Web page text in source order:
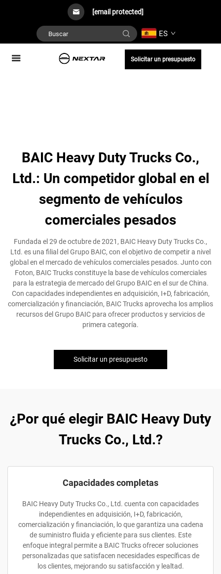
[email protected]
ES
Solicitar un presupuesto
BAIC Heavy Duty Trucks Co.,
Ltd.: Un competidor global en el
segmento de vehículos
comerciales pesados
Fundada el 29 de octubre de 2021, BAIC Heavy Duty Trucks Co.,
Ltd. es una filial del Grupo BAIC, con el objetivo de competir a nivel
global en el mercado de vehículos comerciales pesados. Junto con
Foton, BAIC Trucks constituye la base de vehículos comerciales
para la estrategia de mercado del Grupo BAIC en el sur de China.
Con capacidades independientes en adquisición, I+D, fabricación,
comercialización y financiación, BAIC Trucks aprovecha los amplios
recursos del Grupo BAIC para ofrecer productos y servicios de
primera categoría.
Solicitar un presupuesto
¿Por qué elegir BAIC Heavy Duty
Trucks Co., Ltd.?
Capacidades completas
BAIC Heavy Duty Trucks Co., Ltd. cuenta con capacidades
independientes en adquisición, I+D, fabricación,
comercialización y financiación, lo que garantiza una cadena
de suministro fluida y eficiente para sus clientes. Este
enfoque integral permite a BAIC Trucks ofrecer soluciones
personalizadas que satisfacen necesidades específicas de
los clientes, mejorando su satisfacción y lealtad.